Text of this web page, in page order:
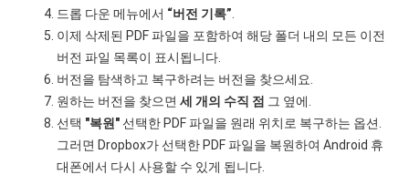
드롭 다운 메뉴에서 “버전 기록”
이제 삭제된 PDF 파일을 포함하여 해당 폴더 내의 모든 이전
버전 파일 목록이 표시됩니다.
버전을 탐색하고 복구하려는 버전을 찾으세요.
원하는 버전을 찾으면 세 개의 수직 점 그 옆에.
선택 "복원" 선택한 PDF 파일을 원래 위치로 복구하는 옵션.
그러면 Dropbox가 선택한 PDF 파일을 복원하여 Android 휴
대폰에서 다시 사용할 수 있게 됩니다.